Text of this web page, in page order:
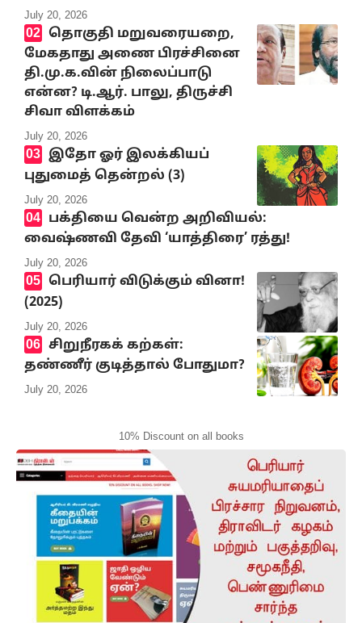
July 20, 2026
தொகுதி மறுவரையறை,
மேகதாது அணை பிரச்சினை
தி.மு.க.வின் நிலைப்பாடு
என்ன? டி.ஆர். பாலு, திருச்சி
சிவா விளக்கம்
July 20, 2026
இதோ ஓர் இலக்கியப்
புதுமைத் தென்றல் (3)
July 20, 2026
பக்தியை வென்ற அறிவியல்:
வைஷ்ணவி தேவி ‘யாத்திரை’ ரத்து!
July 20, 2026
பெரியார் விடுக்கும் வினா!
(2025)
July 20, 2026
சிறுநீரகக் கற்கள்:
தண்ணீர் குடித்தால் போதுமா?
July 20, 2026
10% Discount on all books